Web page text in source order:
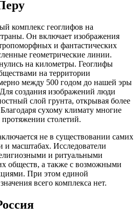
комплекс геоглифов на
Он включает изображения
и фантастических
геометрические линии.
на километры. Геоглифы
на территории
между 500 годом до нашей эры
создания изображений люди
слой грунта, открывая более
сухому климату многие
столетий.
не в существовании самих
и масштабах. Исследователи
и ритуальными
обществ, а также с возможными
При этом единой
всего комплекса нет.